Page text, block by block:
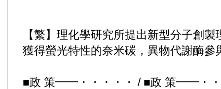
【繁】理化學研究所提出新型分子創
獲得螢光特性的奈米碳，異物代謝酶參
■政 策━━・・・・・ / ■政 策━━・